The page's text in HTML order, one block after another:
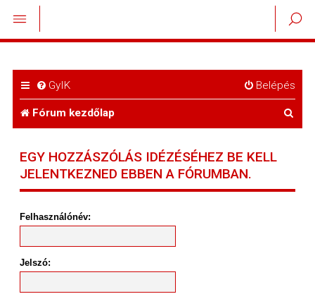
GyIK Belépés
Fórum kezdőlap
EGY HOZZÁSZÓLÁS IDÉZÉSÉHEZ BE KELL
JELENTKEZNED EBBEN A FÓRUMBAN.
Felhasználónév:
Jelszó: